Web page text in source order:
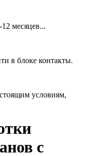
месяцев...
в блоке контакты.
условиям,
с